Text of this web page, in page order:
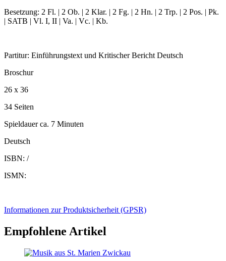
Besetzung: 2 Fl. | 2 Ob. | 2 Klar. | 2 Fg. | 2 Hn. | 2 Trp. | 2 Pos. | Pk.
| SATB | Vl. I, II | Va. | Vc. | Kb.
Partitur: Einführungstext und Kritischer Bericht Deutsch
Broschur
26 x 36
34 Seiten
Spieldauer ca. 7 Minuten
Deutsch
ISBN: /
ISMN:
Informationen zur Produktsicherheit (GPSR)
Empfohlene Artikel